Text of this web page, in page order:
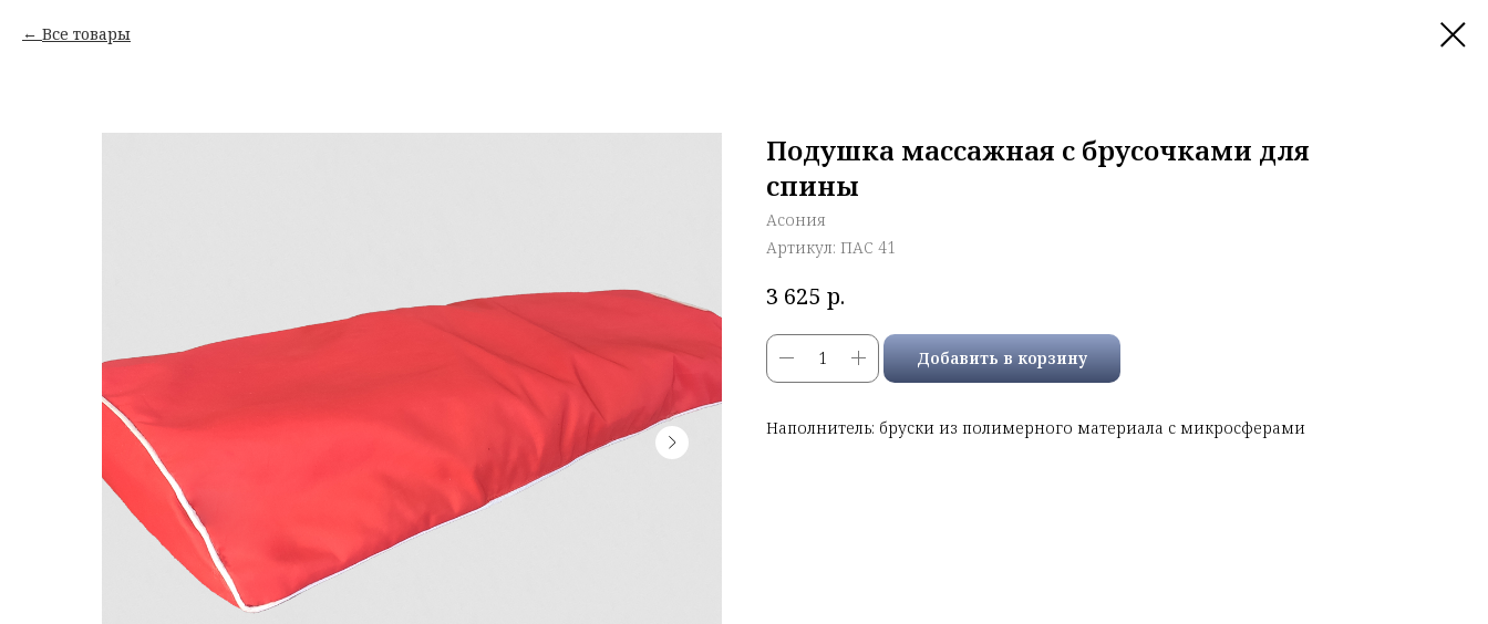
Все товары
Подушка массажная с брусочками для
спины
Асония
Артикул: ПАС 41
3 625 р.
Добавить в корзину
Наполнитель: бруски из полимерного материала с микросферами